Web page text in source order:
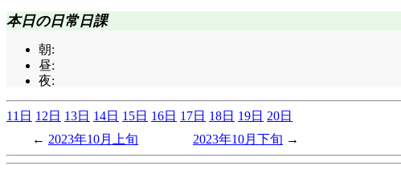
本日の日常日課
朝:
昼:
夜:
11日 12日 13日 14日 15日 16日 17日 18日 19日 20日
2023年10月上旬
2023年10月下旬